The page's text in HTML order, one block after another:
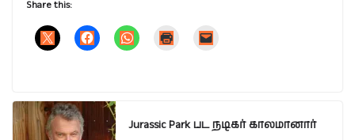
Share this:
Jurassic Park பட நடிகர் காலமானார்